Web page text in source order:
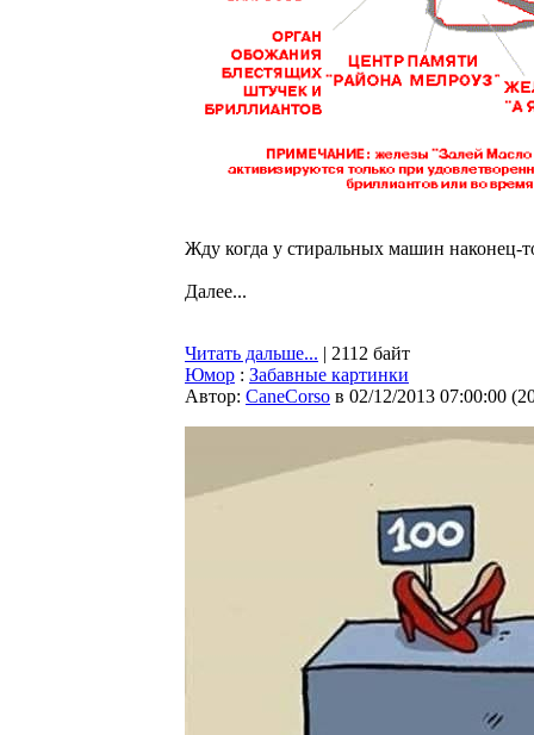
Жду когда у стиральных машин наконец-
Далее...
Читать дальше... | 2112 байт
Юмор : Забавные картинки
Автор: CaneCorso в 02/12/2013 07:00:00 (